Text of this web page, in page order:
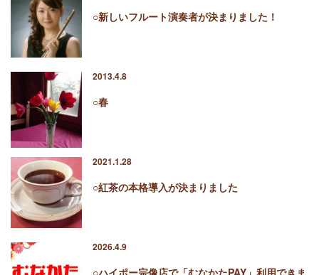
○新しいフルート演奏者が決まりました！
2013.4.8
○春
2021.1.28
○紅茶の本格導入が決まりました
2026.4.9